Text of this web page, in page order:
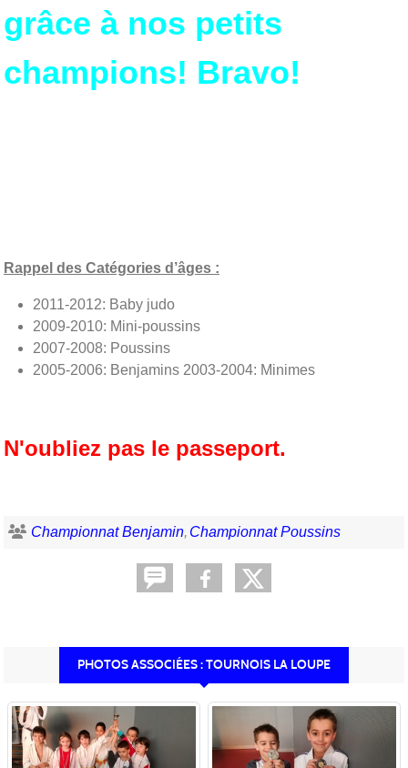
grâce à nos petits
champions! Bravo!
Rappel des Catégories d’âges :
2011-2012: Baby judo
2009-2010: Mini-poussins
2007-2008: Poussins
2005-2006: Benjamins 2003-2004: Minimes
N'oubliez pas le passeport.
Championnat Benjamin Championnat Poussins
PHOTOS ASSOCIÉES : TOURNOIS LA LOUPE